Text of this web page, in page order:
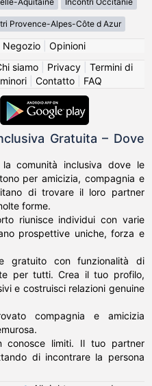
Provence-Alpes-Côte d Azur
Negozio| Opinioni
siamo| Privacy| Termini di
| Contatto| FAQ
Gratuita – Dove
la comunità inclusiva dove le
per amicizia, compagnia e
di trovare il loro partner
forme.
riunisce individui con varie
prospettive uniche, forza e
gratuito con funzionalità di
per tutti. Crea il tuo profilo,
e costruisci relazioni genuine
compagnia e amicizia
conosce limiti. Il tuo partner
di incontrare la persona